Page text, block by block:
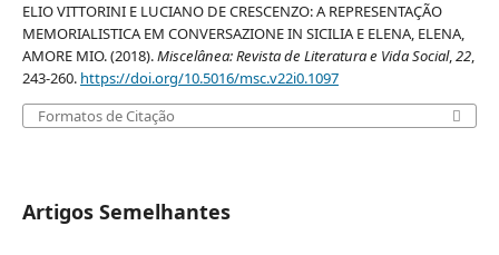
ELIO VITTORINI E LUCIANO DE CRESCENZO: A REPRESENTAÇÃO
MEMORIALISTICA EM CONVERSAZIONE IN SICILIA E ELENA, ELENA,
AMORE MIO. (2018).Miscelânea: Revista de Literatura e Vida Social,22,
243-260. https://doi.org/10.5016/msc.v22i0.1097
Formatos de Citação
Artigos Semelhantes